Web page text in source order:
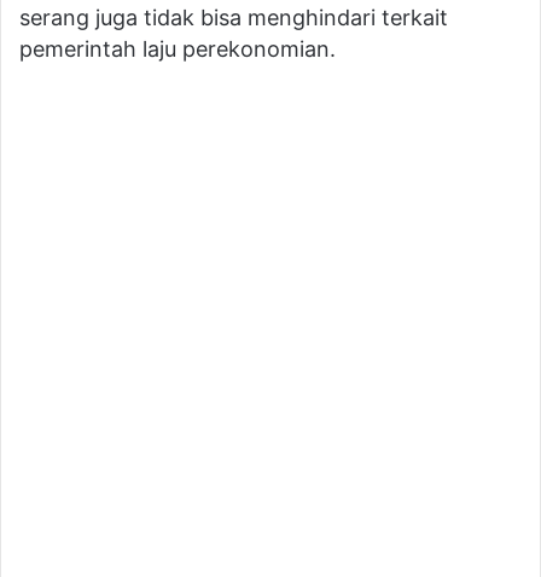
serang juga tidak bisa menghindari terkait
pemerintah laju perekonomian.